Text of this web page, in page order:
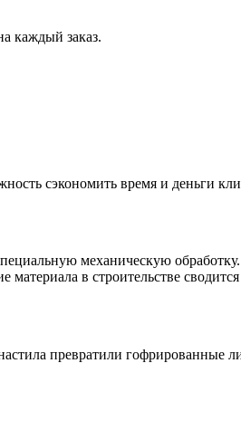
каждый заказ.
сэкономить время и деньги
механическую
в строительстве
превратили гофрированные